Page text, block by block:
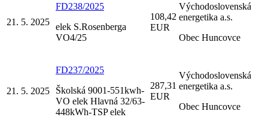
21. 5. 2025
FD238/2025
elek S.Rosenberga
VO4/25
108,42
EUR
Východoslovenská
energetika a.s.
Obec Huncovce
21. 5. 2025
FD237/2025
Školská 9001-551kwh-
VO elek Hlavná 32/63-
448kWh-TSP elek
287,31
EUR
Východoslovenská
energetika a.s.
Obec Huncovce